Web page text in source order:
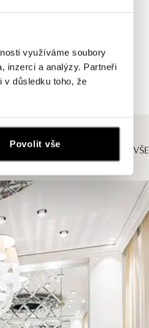
využíváme soubory
inzerci a analýzy. Partneři
v důsledku toho, že
Povolit vše ZOBRAZIT